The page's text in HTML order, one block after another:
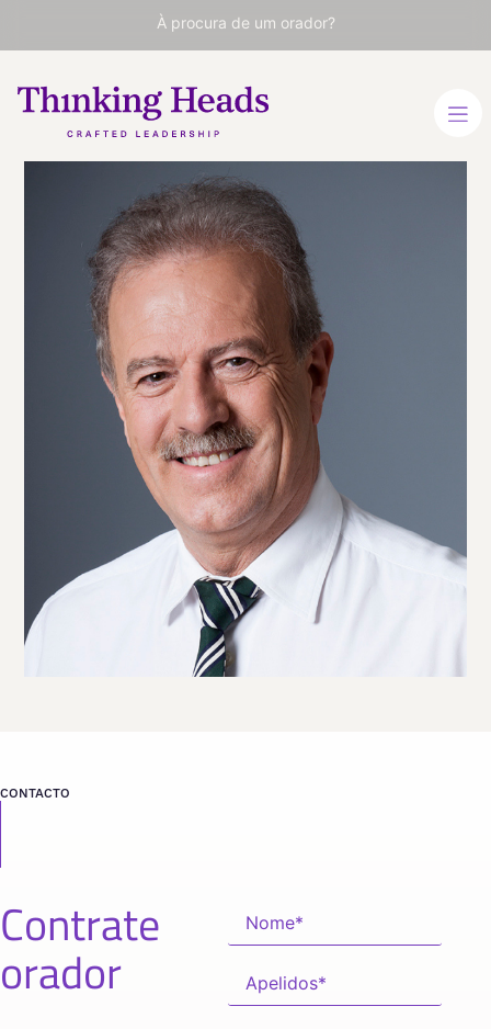
À procura de um orador?
Manuel
Campo
Vidal
Doutor em Sociologia
(Economia Aplicada),
jornalista e apresentador
de televisão
CATALÃO
FRANCÊS
VER PERFIL
Viaja
desde
CONTACTO
Contrate
orador